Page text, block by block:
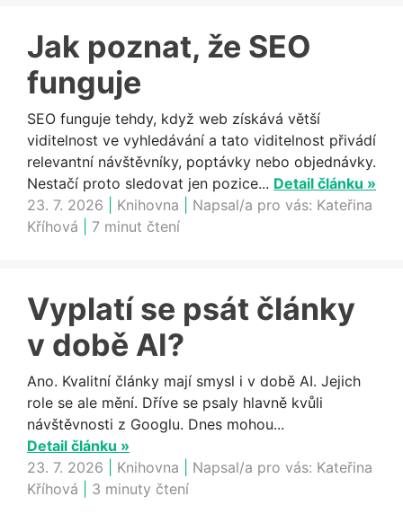
Jak poznat, že SEO
funguje
SEO funguje tehdy, když web získává větší
viditelnost ve vyhledávání a tato viditelnost přivádí
relevantní návštěvníky, poptávky nebo objednávky.
Nestačí proto sledovat jen pozice... Detail článku »
23. 7. 2026
Knihovna Napsal/a pro vás: Kateřina
Kříhová
7 minut čtení
Vyplatí se psát články
v době AI?
Ano. Kvalitní články mají smysl i v době AI. Jejich
role se ale mění. Dříve se psaly hlavně kvůli
návštěvnosti z Googlu. Dnes mohou...
Detail článku »
23. 7. 2026
Knihovna Napsal/a pro vás: Kateřina
Kříhová
3 minuty čtení